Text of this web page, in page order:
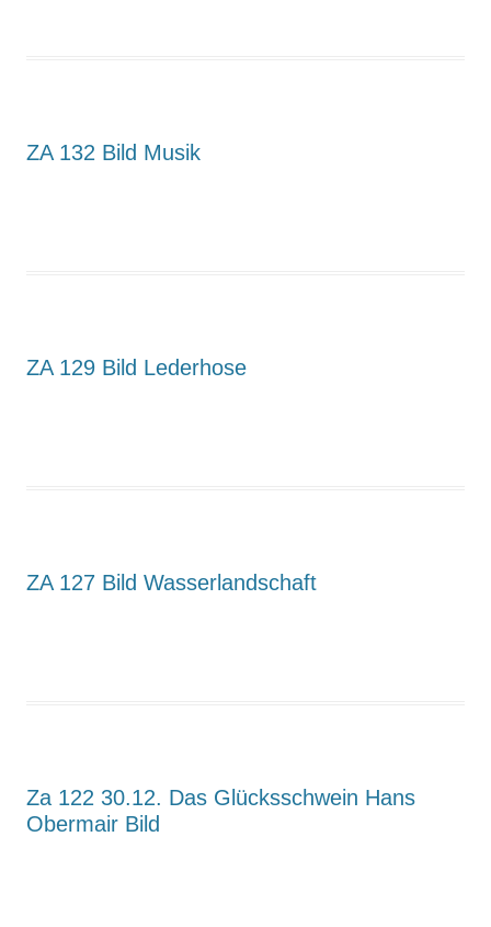
ZA 132 Bild Musik
ZA 129 Bild Lederhose
ZA 127 Bild Wasserlandschaft
Za 122 30.12. Das Glücksschwein Hans
Obermair Bild